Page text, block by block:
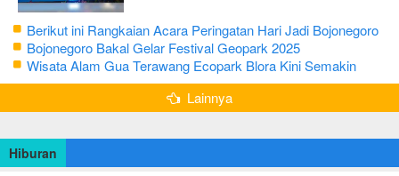
Berikut ini Rangkaian Acara Peringatan Hari Jadi Bojonegoro
Ke-348 Tahun 2025
Bojonegoro Bakal Gelar Festival Geopark 2025
Wisata Alam Gua Terawang Ecopark Blora Kini Semakin
Menarik
Lainnya
Hiburan